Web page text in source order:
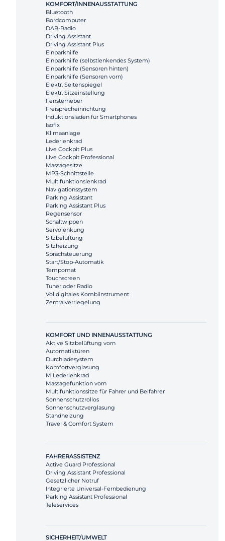
KOMFORT/INNENAUSSTATTUNG
Bluetooth
Bordcomputer
DAB-Radio
Driving Assistant
Driving Assistant Plus
Einparkhilfe
Einparkhilfe (selbstlenkendes System)
Einparkhilfe (Sensoren hinten)
Einparkhilfe (Sensoren vorn)
Elektr. Seitenspiegel
Elektr. Sitzeinstellung
Fensterheber
Freisprecheinrichtung
Induktionsladen für Smartphones
Isofix
Klimaanlage
Lederlenkrad
Live Cockpit Plus
Live Cockpit Professional
Massagesitze
MP3-Schnittstelle
Multifunktionslenkrad
Navigationssystem
Parking Assistant
Parking Assistant Plus
Regensensor
Schaltwippen
Servolenkung
Sitzbelüftung
Sitzheizung
Sprachsteuerung
Start/Stop-Automatik
Tempomat
Touchscreen
Tuner oder Radio
Volldigitales Kombiinstrument
Zentralverriegelung
KOMFORT UND INNENAUSSTATTUNG
Aktive Sitzbelüftung vorn
Automatiktüren
Durchladesystem
Komfortverglasung
M Lederlenkrad
Massagefunktion vorn
Multifunktionssitze für Fahrer und Beifahrer
Sonnenschutzrollos
Sonnenschutzverglasung
Standheizung
Travel & Comfort System
FAHRERASSISTENZ
Active Guard Professional
Driving Assistant Professional
Gesetzlicher Notruf
Integrierte Universal-Fernbedienung
Parking Assistant Professional
Teleservices
SICHERHEIT/UMWELT